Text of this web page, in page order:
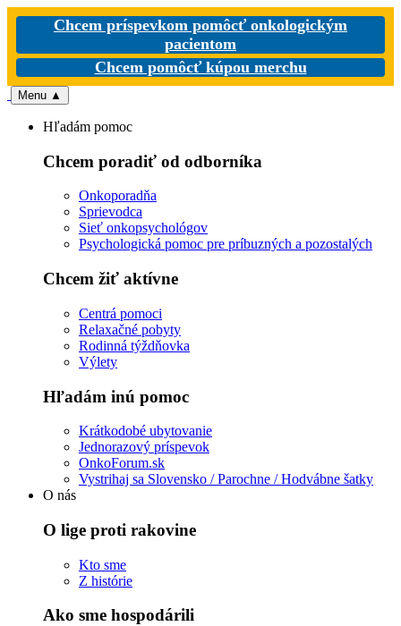
Chcem príspevkom pomôcť onkologickým
pacientom
Chcem pomôcť kúpou merchu
Menu ▲
Hľadám pomoc
Chcem poradiť od odborníka
Onkoporadňa
Sprievodca
Sieť onkopsychológov
Psychologická pomoc pre príbuzných a pozostalých
Chcem žiť aktívne
Centrá pomoci
Relaxačné pobyty
Rodinná týždňovka
Výlety
Hľadám inú pomoc
Krátkodobé ubytovanie
Jednorazový príspevok
OnkoForum.sk
Vystrihaj sa Slovensko / Parochne / Hodvábne šatky
O nás
O lige proti rakovine
Kto sme
Z histórie
Ako sme hospodárili